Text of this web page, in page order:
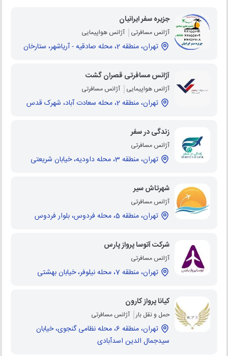
جزیره سفر ایرانیان
آژانس مسافرتی آژانس هواپیمایی
تهران، منطقه 2، محله صادقيه - آرياشهر، ستارخان
آژانس مسافرتی قصران گشت
آژانس هواپیمایی آژانس مسافرتی
تهران، منطقه 2، محله سعادت آباد، شهرک قدس
زندگی در سفر
آژانس مسافرتی
تهران، منطقه 3، محله داودیه، خیابان شریعتی
شهرتاش سیر
آژانس مسافرتی
تهران، منطقه 5، محله فردوس، بلوار فردوس
شرکت آتوسا پرواز پارس
آژانس مسافرتی
تهران، منطقه 7، محله نیلوفر، خیابان بهشتی
کیانا پرواز کارون
حمل و نقل بار آژانس مسافرتی
تهران، منطقه 6، محله نظامی گنجوی، خیابان
سیدجمال الدین اسدآبادی